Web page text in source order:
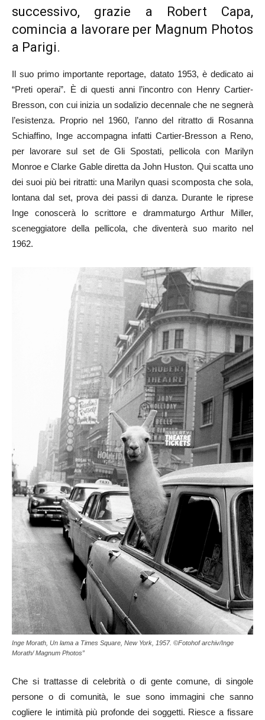
successivo, grazie a Robert Capa,
comincia a lavorare per Magnum Photos
a Parigi.
Il suo primo importante reportage, datato 1953, è dedicato ai
“Preti operai”. È di questi anni l’incontro con Henry Cartier-
Bresson, con cui inizia un sodalizio decennale che ne segnerà
l’esistenza. Proprio nel 1960, l’anno del ritratto di Rosanna
Schiaffino, Inge accompagna infatti Cartier-Bresson a Reno,
per lavorare sul set de Gli Spostati, pellicola con Marilyn
Monroe e Clarke Gable diretta da John Huston. Qui scatta uno
dei suoi più bei ritratti: una Marilyn quasi scomposta che sola,
lontana dal set, prova dei passi di danza. Durante le riprese
Inge conoscerà lo scrittore e drammaturgo Arthur Miller,
sceneggiatore della pellicola, che diventerà suo marito nel
1962.
Inge Morath, Un lama a Times Square, New York, 1957. ©Fotohof archiv/Inge
Morath/ Magnum Photos”
Che si trattasse di celebrità o di gente comune, di singole
persone o di comunità, le sue sono immagini che sanno
cogliere le intimità più profonde dei soggetti. Riesce a fissare